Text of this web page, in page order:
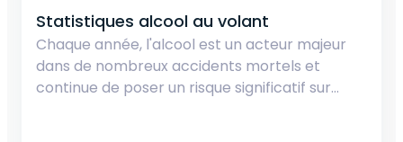
Statistiques alcool au volant
Chaque année, l'alcool est un acteur majeur
dans de nombreux accidents mortels et
continue de poser un risque significatif sur…